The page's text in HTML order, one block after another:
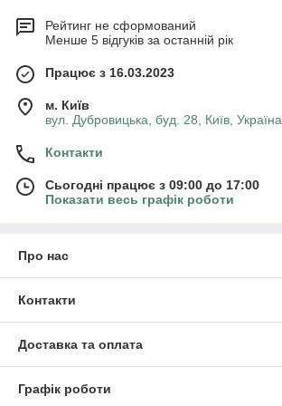
Рейтинг не сформований
Менше 5 відгуків за останній рік
Працює з 16.03.2023
м. Київ
вул. Дубровицька, буд. 28, Київ, Україна
Контакти
Сьогодні працює з 09:00 до 17:00
Показати весь графік роботи
Про нас
Контакти
Доставка та оплата
Графік роботи